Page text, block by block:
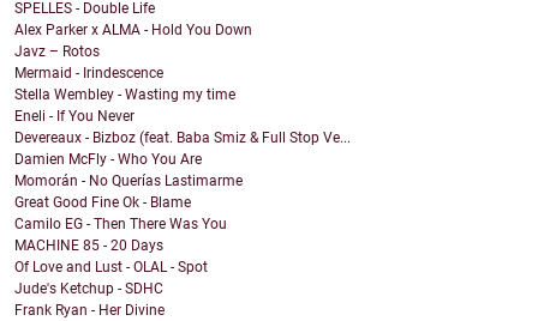
SPELLES - Double Life
Alex Parker x ALMA - Hold You Down
Javz – Rotos
Mermaid - Irindescence
Stella Wembley - Wasting my time
Eneli - If You Never
Devereaux - Bizboz (feat. Baba Smiz & Full Stop Ve...
Damien McFly - Who You Are
Momorán - No Querías Lastimarme
Great Good Fine Ok - Blame
Camilo EG - Then There Was You
MACHINE 85 - 20 Days
Of Love and Lust - OLAL - Spot
Jude's Ketchup - SDHC
Frank Ryan - Her Divine